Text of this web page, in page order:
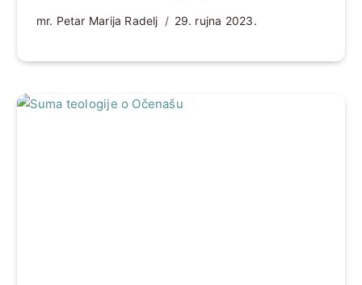
mr. Petar Marija Radelj 29. rujna 2023.